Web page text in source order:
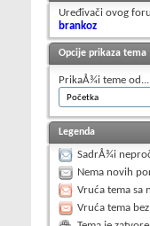
Uređivači ovog
brankoz
Opcije prikaza tema
PrikaÅ¾i teme od...
Legenda
SadrÅ¾i
Nema novih
Vruća tema sa
Vruća tema